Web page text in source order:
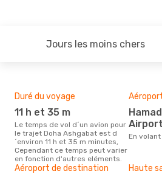
Jours les moins chers
Duré du voyage
11 h et 35 m
Le temps de vol d´un avion pour
le trajet Doha Ashgabat est d
´environ 11 h et 35 m minutes,
Cependant ce temps peut varier
en fonction d'autres eléments.
Hamad International
Airport
En
Aéroport de destination Haute